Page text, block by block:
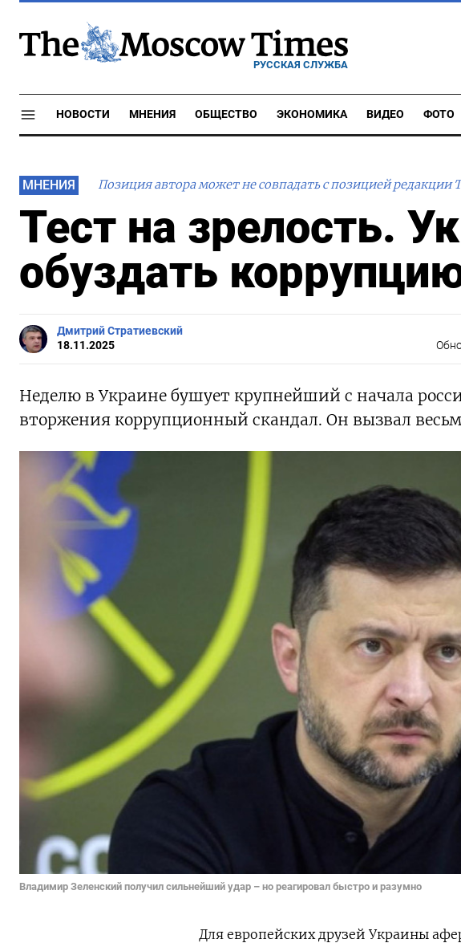
РУССКАЯ СЛУЖБА
НОВОСТИ МНЕНИЯ ОБЩЕСТВО ЭКОНОМИКА ВИДЕО ФОТО
МНЕНИЯ Позиция автора может не совпадать с позицией редакции
Тест на зрелость.
обуздать
Дмитрий Стратиевский
18.11.2025
Неделю в Украине бушует крупнейший с начала
вторжения коррупционный скандал. Он вызвал
Владимир Зеленский получил сильнейший удар – но реагировал быстро и разумно
Для европейских друзей Украины